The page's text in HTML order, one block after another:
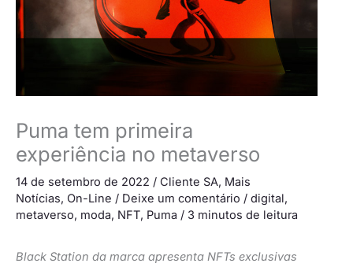
Puma tem primeira
experiência no metaverso
14 de setembro de 2022 / Cliente SA, Mais
Notícias, On-Line / Deixe um comentário / digital,
metaverso, moda, NFT, Puma / 3 minutos de leitura
Black Station da marca apresenta NFTs exclusivas